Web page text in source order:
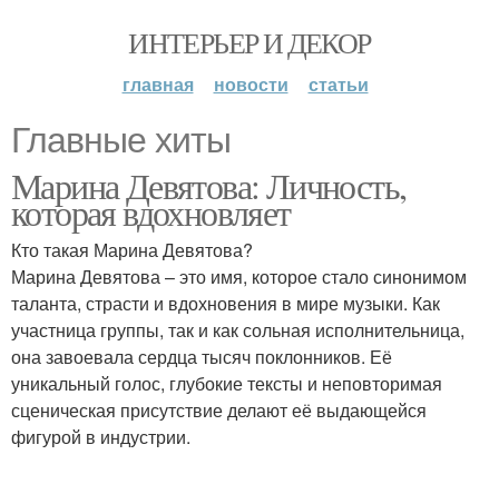
ИНТЕРЬЕР И ДЕКОР
главная новости статьи
Главные хиты
Марина Девятова: Личность,
которая вдохновляет
Кто такая Марина Девятова?
Марина Девятова – это имя, которое стало синонимом
таланта, страсти и вдохновения в мире музыки. Как
участница группы, так и как сольная исполнительница,
она завоевала сердца тысяч поклонников. Её
уникальный голос, глубокие тексты и неповторимая
сценическая присутствие делают её выдающейся
фигурой в индустрии.